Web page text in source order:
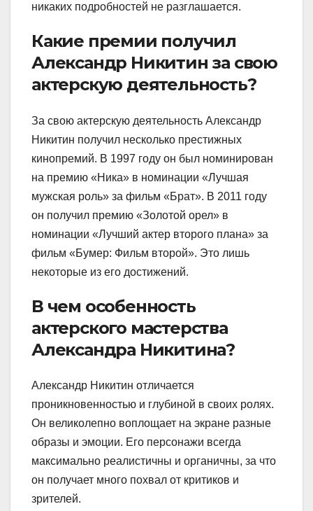
никаких подробностей не разглашается.
Какие премии получил
Александр Никитин за свою
актерскую деятельность?
За свою актерскую деятельность Александр
Никитин получил несколько престижных
кинопремий. В 1997 году он был номинирован
на премию «Ника» в номинации «Лучшая
мужская роль» за фильм «Брат». В 2011 году
он получил премию «Золотой орел» в
номинации «Лучший актер второго плана» за
фильм «Бумер: Фильм второй». Это лишь
некоторые из его достижений.
В чем особенность
актерского мастерства
Александра Никитина?
Александр Никитин отличается
проникновенностью и глубиной в своих ролях.
Он великолепно воплощает на экране разные
образы и эмоции. Его персонажи всегда
максимально реалистичны и органичны, за что
он получает много похвал от критиков и
зрителей.